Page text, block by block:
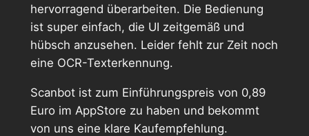
hervorragend überarbeiten. Die Bedienung
ist super einfach, die UI zeitgemäß und
hübsch anzusehen. Leider fehlt zur Zeit noch
eine OCR-Texterkennung.
Scanbot ist zum Einführungspreis von 0,89
Euro im AppStore zu haben und bekommt
von uns eine klare Kaufempfehlung.